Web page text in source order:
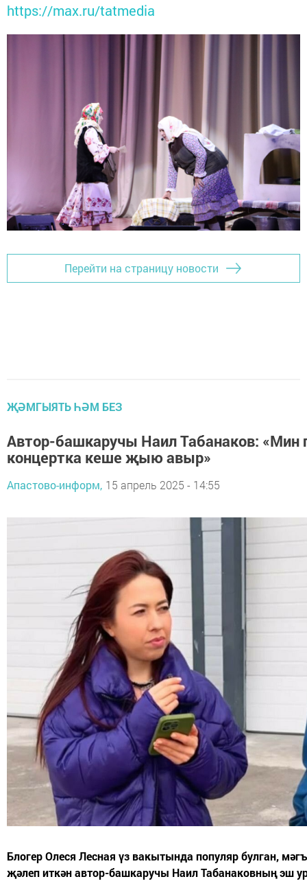
https://max.ru/tatmedia
Перейти на страницу новости
ҖӘМГЫЯТЬ ҺӘМ БЕЗ
Автор-башкаручы Наил Табанаков: «Мин
концертка кеше җыю авыр»
Апастово-информ, 15 апрель 2025 - 14:55
Блогер Олеся Лесная үз вакытында популяр булган,
җәлеп иткән автор-башкаручы Наил Табанаковның эш